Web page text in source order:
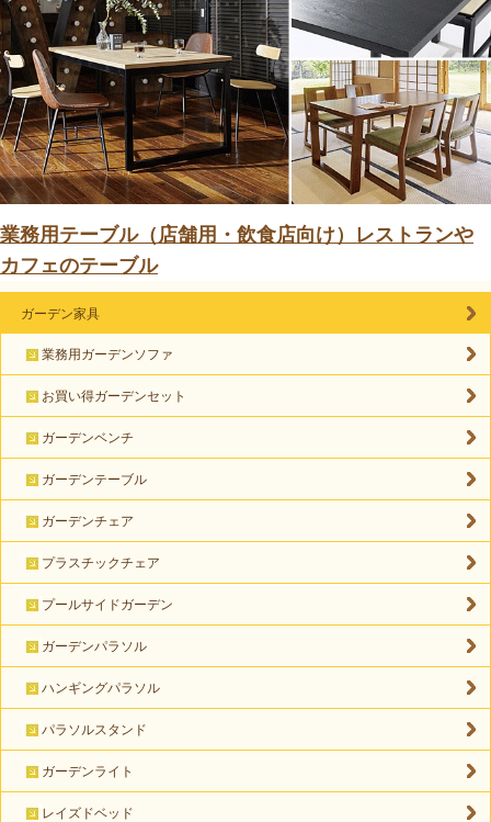
業務用テーブル（店舗用・飲食店向け）レストランや
カフェのテーブル
ガーデン家具
業務用ガーデンソファ
お買い得ガーデンセット
ガーデンベンチ
ガーデンテーブル
ガーデンチェア
プラスチックチェア
プールサイドガーデン
ガーデンパラソル
ハンギングパラソル
パラソルスタンド
ガーデンライト
レイズドベッド